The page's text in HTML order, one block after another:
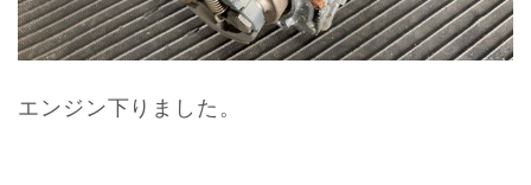
エンジン下りました。